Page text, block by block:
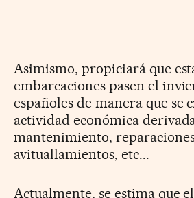
Asimismo, propiciará que
embarcaciones pasen el
españoles de manera que se
actividad económica
mantenimiento,
avituallamientos, etc...
Actualmente, se estima que